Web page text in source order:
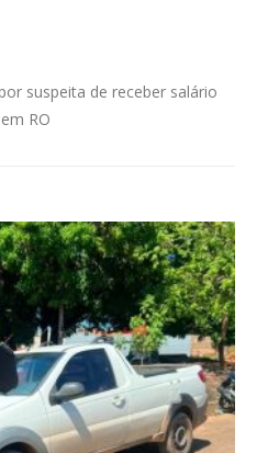
suspeita de receber salário
RO